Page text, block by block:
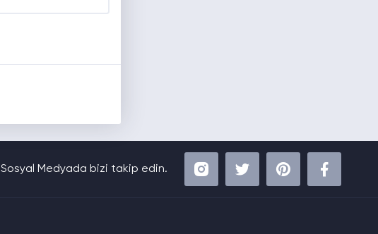
Sosyal Medyada bizi takip edin.